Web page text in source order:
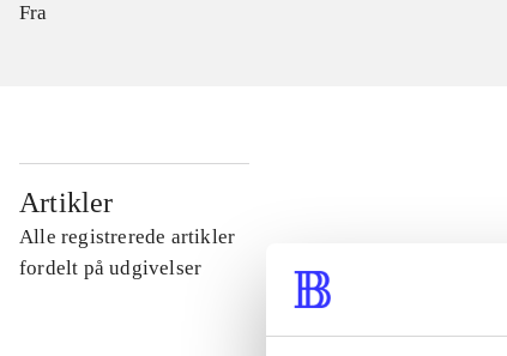
Fra
Artikler
Alle registrerede artikler
fordelt på udgivelser
...